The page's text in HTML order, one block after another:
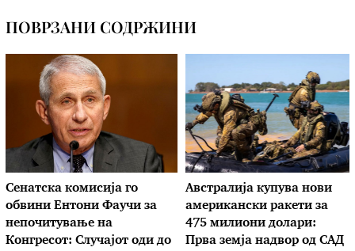
ПОВРЗАНИ СОДРЖИНИ
Сенатска комисија го
обвини Ентони Фаучи за
непочитување на
Конгресот: Случајот оди до
Австралија купува нови
американски ракети за
475 милиони долари:
Прва земја надвор од САД